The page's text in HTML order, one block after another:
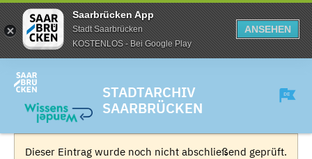
Saarbrücken App
Stadt Saarbrücken
KOSTENLOS - Bei Google Play
ANSEHEN
STADTARCHIV
SAARBRÜCKEN
Dieser Eintrag wurde noch nicht abschließend geprüft.